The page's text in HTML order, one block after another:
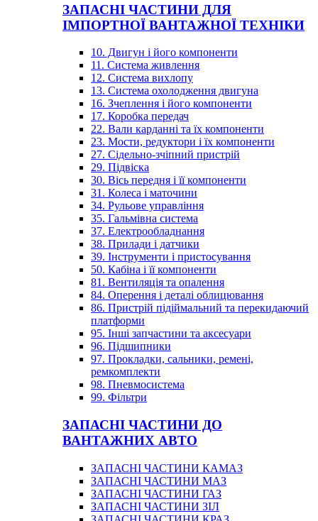
ЗАПАСНІ ЧАСТИНИ ДЛЯ
ІМПОРТНОЇ ВАНТАЖНОЇ ТЕХНІКИ
10. Двигун і його компоненти
11. Система живлення
12. Система вихлопу
13. Система охолодження двигуна
16. Зчеплення і його компоненти
17. Коробка передач
22. Вали карданні та їх компоненти
23. Мости, редуктори і їх компоненти
27. Сідельно-зчіпний пристрій
29. Підвіска
30. Вісь передня і її компоненти
31. Колеса і маточини
34. Рульове управління
35. Гальмівна система
37. Електрообладнання
38. Прилади і датчики
39. Інструменти і пристосування
50. Кабіна і її компоненти
81. Вентиляція та опалення
84. Оперення і деталі облицювання
86. Пристрій підіймальний та перекидаючий
платформи
95. Інші запчастини та аксесуари
96. Підшипники
97. Прокладки, сальники, ремені,
ремкомплекти
98. Пневмосистема
99. Фільтри
ЗАПАСНІ ЧАСТИНИ ДО
ВАНТАЖНИХ АВТО
ЗАПАСНІ ЧАСТИНИ КАМАЗ
ЗАПАСНІ ЧАСТИНИ МАЗ
ЗАПАСНІ ЧАСТИНИ ГАЗ
ЗАПАСНІ ЧАСТИНИ ЗІЛ